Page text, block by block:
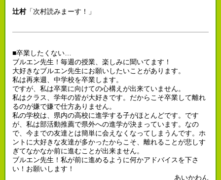
辻村「次村読みまーす！」
■卒業したくない…
ブルエン先生！毎週の授業、楽しみに聞いてます！
大好きなブルエン先生にお願いしたいことがあります。
私は再来週、中学校を卒業します。
ですが、私は卒業に向けての心構えが出来ていません。
私はクラス、学年の皆が大好きです。だからこそ卒業して離れ
るのが嫌で嫌で仕方ありません。
私の学校は、県内の高校に進学する子がほとんどです。です
が、私は部活動推薦で県外への進学が決まっています。なの
で、今までの友達とは簡単に会えなくなってしまうんです。ホ
ントに大好きな友達が多かったからこそ、離れることが悲しす
ぎてなかなか前に進むことが出来ません。
ブルエン先生！私が前に進めるように何かアドバイスを下さ
い！お願いします！
あいかわん